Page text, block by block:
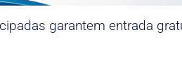
garantem entrada